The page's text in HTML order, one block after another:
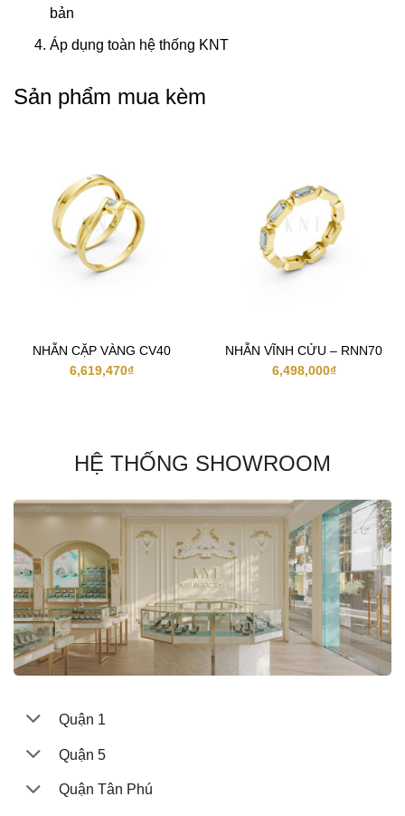
bản
Áp dụng toàn hệ thống KNT
Sản phẩm mua kèm
NHẪN CẶP VÀNG CV40
6,619,470₫
NHẪN VĨNH CỬU – RNN70
6,498,000₫
HỆ THỐNG SHOWROOM
Quận 1
Quận 5
Quận Tân Phú